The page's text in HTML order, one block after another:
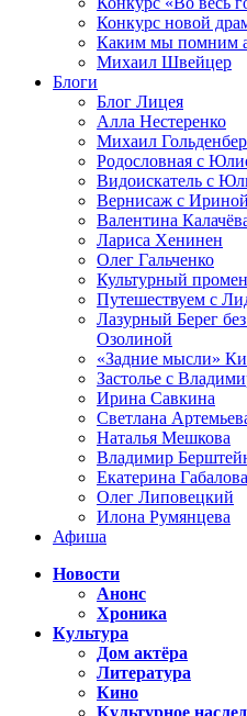
Конкурс новой
Каким мы помним
Михаил Швейцер
Блоги
Блог Лицея
Алла Нестеренко
Михаил
Родословная с
Видоискатель с
Вернисаж с
Валентина
Лариса Хенинен
Олег Гальченко
Культурный
Путешествуем с
Лазурный Берег
Озолиной
«Задние мысли»
Застолье с
Ирина Савкина
Светлана
Наталья Мешкова
Владимир
Екатерина Габалова
Олег Липовецкий
Илона Румянцева
Афиша
Новости
Анонс
Хроника
Культура
Дом актёра
Литература
Кино